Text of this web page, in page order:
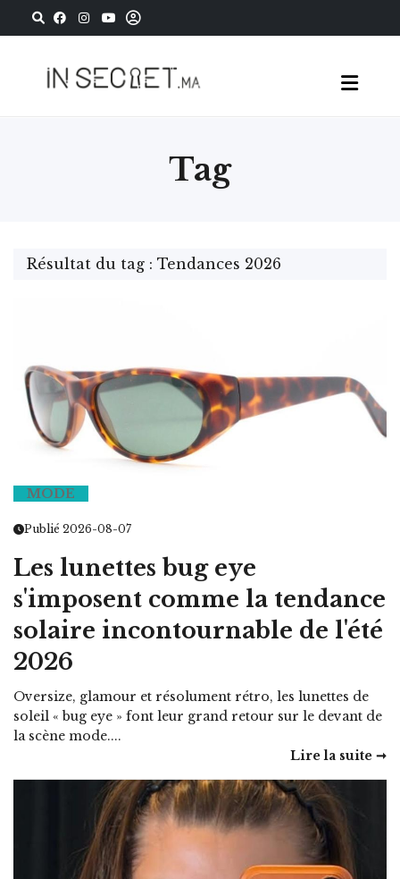
Tag
Résultat du tag : Tendances 2026
MODE
Publié 2026-08-07
Les lunettes bug eye
s'imposent comme la tendance
solaire incontournable de l'été
2026
Oversize, glamour et résolument rétro, les lunettes de
soleil « bug eye » font leur grand retour sur le devant de
la scène mode....
Lire la suite ➞